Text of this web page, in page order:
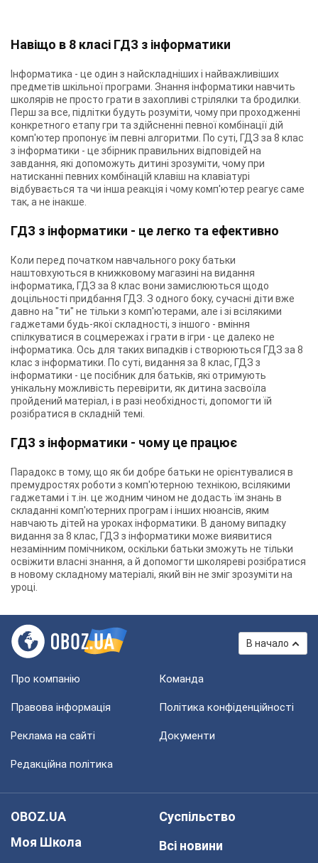
Навіщо в 8 класі ГДЗ з інформатики
Інформатика - це один з найскладніших і найважливіших
предметів шкільної програми. Знання інформатики навчить
школярів не просто грати в захопливі стрілялки та бродилки.
Перш за все, підлітки будуть розуміти, чому при проходженні
конкретного етапу гри та здійсненні певної комбінації дій
комп'ютер пропонує їм певні алгоритми. По суті, ГДЗ за 8 клас
з інформатики - це збірник правильних відповідей на
завдання, які допоможуть дитині зрозуміти, чому при
натисканні певних комбінацій клавіш на клавіатурі
відбувається та чи інша реакція і чому комп'ютер реагує саме
так, а не інакше.
ГДЗ з інформатики - це легко та ефективно
Коли перед початком навчального року батьки
наштовхуються в книжковому магазині на видання
інформатика, ГДЗ за 8 клас вони замислюються щодо
доцільності придбання ГДЗ. З одного боку, сучасні діти вже
давно на "ти" не тільки з комп'ютерами, але і зі всілякими
гаджетами будь-якої складності, з іншого - вміння
спілкуватися в соцмережах і грати в ігри - це далеко не
інформатика. Ось для таких випадків і створюються ГДЗ за 8
клас з інформатики. По суті, видання за 8 клас, ГДЗ з
інформатики - це посібник для батьків, які отримують
унікальну можливість перевірити, як дитина засвоїла
пройдений матеріал, і в разі необхідності, допомогти їй
розібратися в складній темі.
ГДЗ з інформатики - чому це працює
Парадокс в тому, що як би добре батьки не орієнтувалися в
премудростях роботи з комп'ютерною технікою, всілякими
гаджетами і т.ін. це жодним чином не додасть їм знань в
складанні комп'ютерних програм і інших нюансів, яким
навчають дітей на уроках інформатики. В даному випадку
видання за 8 клас, ГДЗ з інформатики може виявитися
незамінним помічником, оскільки батьки зможуть не тільки
освіжити власні знання, а й допомогти школяреві розібратися
в новому складному матеріалі, який він не зміг зрозуміти на
уроці.
В начало
Про компанію Команда
Правова інформація Політика конфіденційності
Реклама на сайті Документи
Редакційна політика
OBOZ.UA
Моя Школа
Суспільство
Всі новини